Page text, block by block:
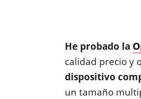
He probado la
calidad precio y
dispositivo
un tamaño